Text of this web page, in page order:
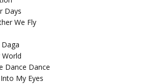
Days
We Fly
World
Dance Dance
My Eyes